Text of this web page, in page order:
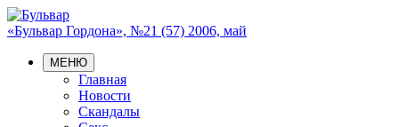
«Бульвар Гордона», №21 (57) 2006, май
МЕНЮ
Главная
Новости
Скандалы